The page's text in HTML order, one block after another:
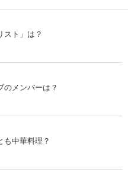
スト」は？
のメンバーは？
も中華料理？